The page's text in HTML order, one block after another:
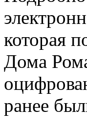
которая
Дома
ранее